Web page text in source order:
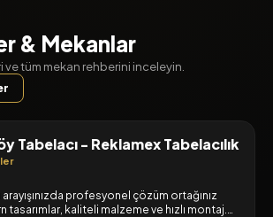
& Mekanlar
ve tüm mekan rehberini inceleyin.
Tabelacı - Reklamex Tabelacılık
profesyonel çözüm ortağınız
tasarımlar, kaliteli malzeme ve hızlı montaj.